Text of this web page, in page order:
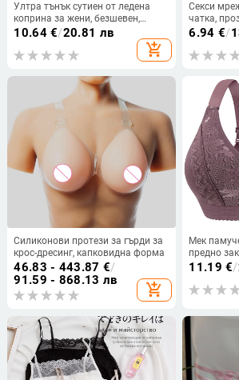
Ултра тънък сутиен от ледена
коприна за жени, безшевен,
дишащ, плюс размер, формовани
чаши, без метални пръстени, без
презрамки, за сън и лято
10.64€/20.81 лв
add_shopping_cart
Секси
чатка,
комплект
пазара
6.94 €/
Силиконови протези за гърди за
крос-дресинг, капковидна форма
46.83 - 443.87 €/
91.59 - 868.13 лв
add_shopping_cart
Мек
предно
жилетка,
чашки,
жени
11.19 €/